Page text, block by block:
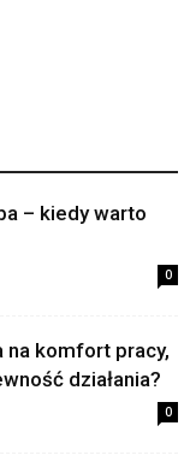
– kiedy warto
0
na komfort pracy,
działania?
0